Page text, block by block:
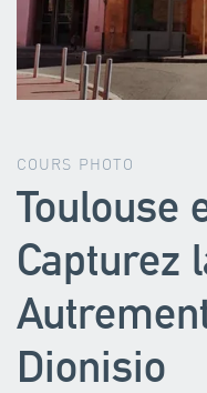
COURS PHOTO
Toulouse
Capturez
Dionisio